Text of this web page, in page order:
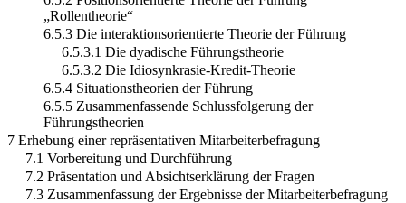
„Rollentheorie“
6.5.3 Die interaktionsorientierte Theorie der Führung
6.5.3.1 Die dyadische Führungstheorie
6.5.3.2 Die Idiosynkrasie-Kredit-Theorie
6.5.4 Situationstheorien der Führung
6.5.5 Zusammenfassende Schlussfolgerung der
Führungstheorien
7 Erhebung einer repräsentativen Mitarbeiterbefragung
7.1 Vorbereitung und Durchführung
7.2 Präsentation und Absichtserklärung der Fragen
7.3 Zusammenfassung der Ergebnisse der Mitarbeiterbefragung